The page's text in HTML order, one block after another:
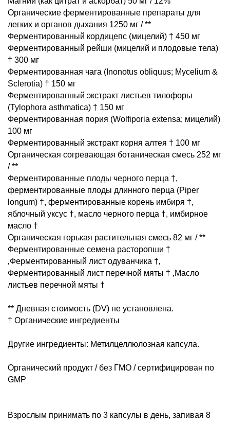
Органические ферментированные препараты для
легких и органов дыхания 1250 мг / **
Ферментированный кордицепс (мицелий) † 450 мг
Ферментированный рейши (мицелий и плодовые тела)
† 300 мг
Ферментированная чага (Inonotus obliquus; Mycelium &
Sclerotia) † 150 мг
Ферментированный экстракт листьев тилофоры
(Tylophora asthmatica) † 150 мг
Ферментированная пория (Wolfiporia extensa; мицелий)
100 мг
Ферментированный экстракт корня алтея † 100 мг
Органическая согревающая ботаническая смесь 252 мг
/ **
Ферментированные плоды черного перца †,
ферментированные плоды длинного перца (Piper
longum) †, ферментированные корень имбиря †,
яблочный уксус †, масло черного перца †, имбирное
масло †
Органическая горькая растительная смесь 82 мг / **
Ферментированные семена расторопши †
‚Ферментированный лист одуванчика †‚
Ферментированный лист перечной мяты † ‚Масло
листьев перечной мяты †
** Дневная стоимость (DV) не установлена.
† Органические ингредиенты
Другие ингредиенты: Метилцеллюлозная капсула.
Органический продукт / без ГМО / сертифицирован по
GMP
Взрослым принимать по 3 капсулы в день, запивая 8